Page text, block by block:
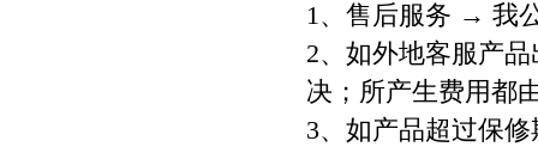
1、售后服务 → 我
2、如外地客服产
决；所产生费用都
3、如产品超过保